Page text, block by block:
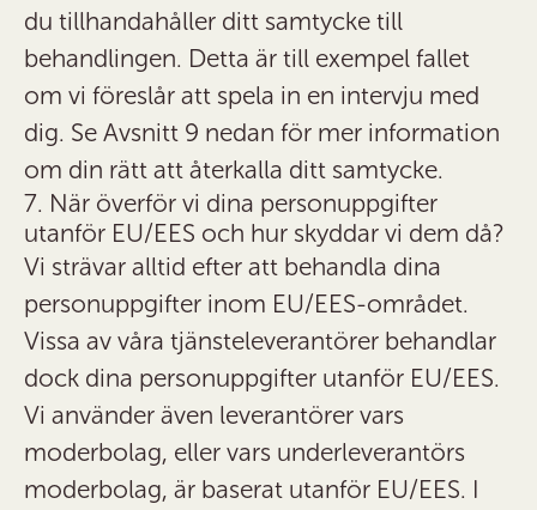
du tillhandahåller ditt samtycke till
behandlingen. Detta är till exempel fallet
om vi föreslår att spela in en intervju med
dig. Se Avsnitt 9 nedan för mer information
om din rätt att återkalla ditt samtycke.
7. När överför vi dina personuppgifter
utanför EU/EES och hur skyddar vi dem då?
Vi strävar alltid efter att behandla dina
personuppgifter inom EU/EES-området.
Vissa av våra tjänsteleverantörer behandlar
dock dina personuppgifter utanför EU/EES.
Vi använder även leverantörer vars
moderbolag, eller vars underleverantörs
moderbolag, är baserat utanför EU/EES. I